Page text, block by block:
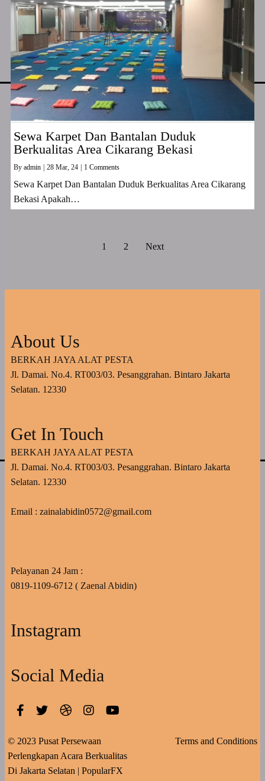
Sewa Karpet Dan Bantalan Duduk
Berkualitas Area Cikarang Bekasi
By admin 28 Mar, 24 1 Comments
Sewa Karpet Dan Bantalan Duduk Berkualitas Area Cikarang
Bekasi Apakah…
1 2 Next
About Us
BERKAH JAYA ALAT PESTA
Jl. Damai. No.4. RT003/03. Pesanggrahan. Bintaro Jakarta
Selatan. 12330
Get In Touch
BERKAH JAYA ALAT PESTA
Jl. Damai. No.4. RT003/03. Pesanggrahan. Bintaro Jakarta
Selatan. 12330
Email : zainalabidin0572@gmail.com
Pelayanan 24 Jam :
0819-1109-6712 ( Zaenal Abidin)
Instagram
Social Media
© 2023 Pusat Persewaan
Perlengkapan Acara Berkualitas
Di Jakarta Selatan | PopularFX
Terms and Conditions